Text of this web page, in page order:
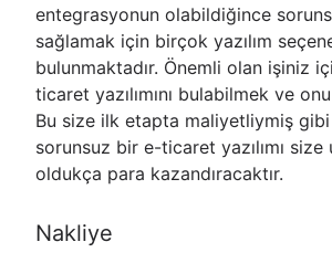
entegrasyonun olabildiğince
sağlamak için birçok yazılım
bulunmaktadır. Önemli olan işiniz
ticaret yazılımını bulabilmek ve
Bu size ilk etapta maliyetliymiş
sorunsuz bir e-ticaret yazılımı
oldukça para kazandıracaktır.
Nakliye